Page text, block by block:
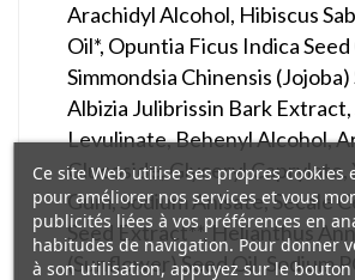
Arachidyl Alcohol, Hibiscus
Oil*, Opuntia Ficus Indica Seed
Simmondsia Chinensis (Jojoba)
Albizia Julibrissin Bark Extract,
Levulinate, Behenyl Alcohol,
Glucoside, Glyceryl Caprylate,
Gum, Sodium Anisate, Secale
Seed Extract**, Helianthus
(Sunflower) Seed Oil, Sodium
Ce site Web utilise ses propres cookies
pour améliorer nos services et vous
publicités liées à vos préférences en
habitudes de navigation. Pour donner
à son utilisation, appuyez sur le bouton